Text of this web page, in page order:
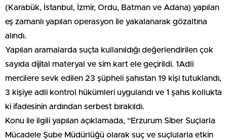
(Karabük, İstanbul, İzmir, Ordu, Batman ve Adana) yapılan
eş zamanlı yapılan operasyon ile yakalanarak gözaltına
alındı.
Yapılan aramalarda suçta kullanıldığı değerlendirilen çok
sayıda dijital materyal ve sim kart ele geçirildi. 1Adli
mercilere sevk edilen 23 şüpheli şahıstan 19 kişi tutuklandı,
3 kişiye adli kontrol hükümleri uygulandı ve 1 şahıs kollukta
ki ifadesinin ardından serbest bırakıldı.
Konu ile ilgili yapılan açıklamada, “Erzurum Siber Suçlarla
Mücadele Şube Müdürlüğü olarak suç ve suçlularla etkin